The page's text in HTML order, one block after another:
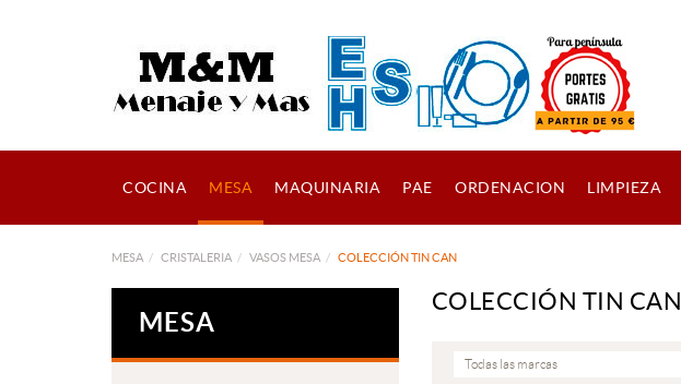
COCINA MESA MAQUINARIA PAE ORDENACION LIMPIEZA
MESA CRISTALERIA VASOS MESA COLECCIÓN TIN CAN
MESA
COLECCIÓN TIN CAN
Todas las marcas